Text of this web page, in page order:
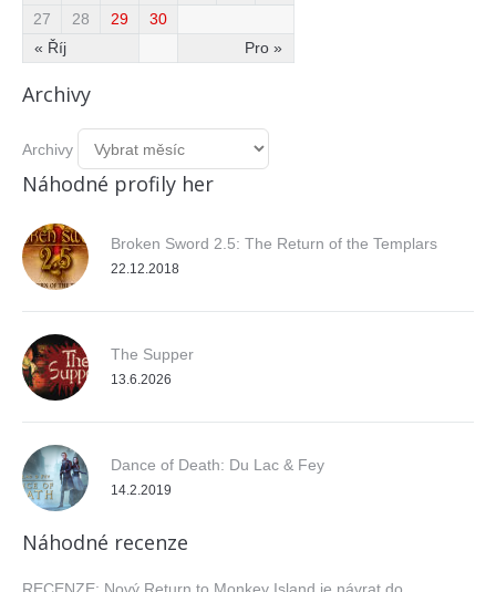
« Říj Pro »
27
28 29 30
Archivy
Archivy
Náhodné profily her
Broken Sword 2.5: The Return of the Templars
22.12.2018
The Supper
13.6.2026
Dance of Death: Du Lac & Fey
14.2.2019
Náhodné recenze